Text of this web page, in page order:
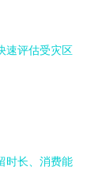
速评估受灾区
时长、消费能